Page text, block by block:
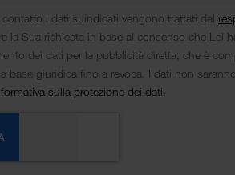
i dati suindicati vengono trattati dal
la Sua richiesta in base al consenso che Lei
dei dati per la pubblicità diretta, che è
base giuridica fino a revoca. I dati non
sulla protezione dei dati